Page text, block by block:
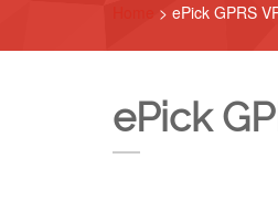
> ePick GPRS
ePick